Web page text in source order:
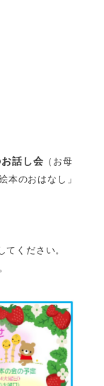
話し会 （お母
本のおはなし」
ください。